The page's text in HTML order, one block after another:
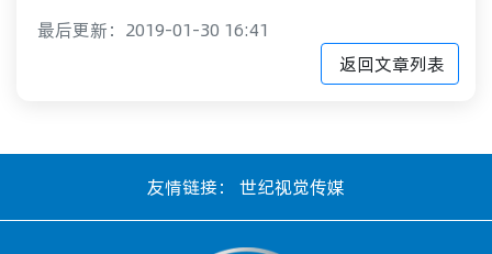
最后更新：2019-01-30 16:41
返回文章列表
友情链接： 世纪视觉传媒